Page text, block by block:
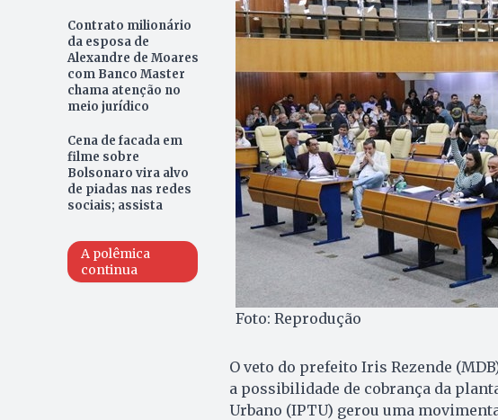
Contrato milionário
da esposa de
Alexandre de Moares
com Banco Master
chama atenção no
meio jurídico
Cena de facada em
filme sobre
Bolsonaro vira alvo
de piadas nas redes
sociais; assista
A polêmica
continua
Foto: Reprodução
O veto do prefeito Iris Rezende
a possibilidade de cobrança da
Urbano (IPTU) gerou uma